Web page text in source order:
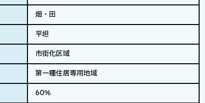
畑・田
平坦
市街化区域
第一種住居専用地域
60％